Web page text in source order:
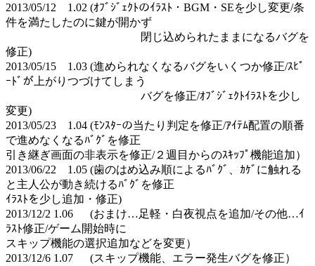
2013/05/12 1.02 (ｵﾌﾞｼﾞｪｸﾄのｲﾗｽﾄ・BGM・SEを少し変更/条
件を満たしたのに鍵が開かず
閉じ込められたままになるバグを
修正)
2013/05/15 1.03 (進められなくなるバグをいくつか修正/ｽﾋﾟ
ｰﾄﾞが上がりつづけてしまう
バグを修正/ｵﾌﾞｼﾞｪｸﾄｲﾗｽﾄを少し
変更)
2013/05/23 1.04 (ﾓﾝｽﾀｰの当たり判定を修正/ｱｲﾃﾑ配置の順番
で進めなくなるﾊﾞｸﾞを修正
引き継ぎ画面の非表示を修正/２週目からのｽｷｯﾌﾟ機能追加）
2013/06/22 1.05 (歯のはめ込み順によるﾊﾞｸﾞ、ｶｹﾞに触れる
と主人公が動き続けるﾊﾞｸﾞを修正
ｲﾗｽﾄを少し追加・修正)
2013/12/2 1.06 (おまけ…足軽・白夜視点を追加/その他…ｲ
ﾗｽﾄ修正/ゲーム開始時に
スキップ機能の選択追加などを変更）
2013/12/6 1.07 (スキップ機能、エラー発生バグを修正）